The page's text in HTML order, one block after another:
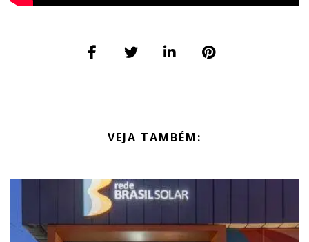
VEJA TAMBÉM: